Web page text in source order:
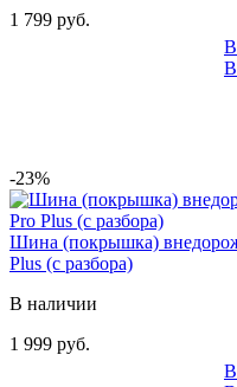
1 799 руб.
В
В
-23%
Шина (покрышка)
Plus (с разбора)
В наличии
1 999 руб.
В